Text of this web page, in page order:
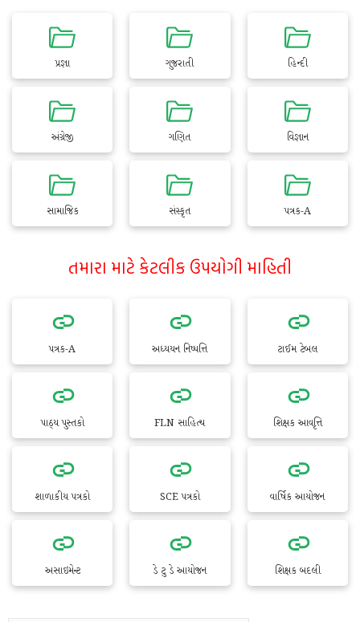
પ્રજ્ઞા ગુજરાતી હિન્દી
અંગ્રેજી ગણિત વિજ્ઞાન
સામાજિક સંસ્કૃત પત્રક-A
તમારા માટે કેટલીક ઉપયોગી માહિતી
પત્રક-A અધ્યયન નિષ્પત્તિ ટાઈમ ટેબલ
પાઠ્ય પુસ્તકો FLN સાહિત્ય શિક્ષક આવૃત્તિ
શાળાકીય પત્રકો SCE પત્રકો વાર્ષિક આયોજન
અસાઇમેન્ટ ડે ટુ ડે આયોજન શિક્ષક બદલી